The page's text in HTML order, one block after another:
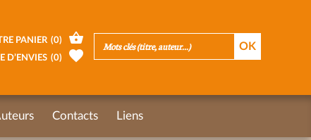
PANIER (0)
D’ENVIES (0)
Contacts Liens